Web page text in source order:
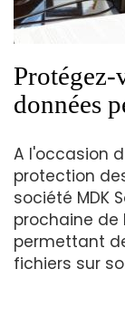
Protégez-
données
A l'occasion
protection
société MDK
prochaine de
permettant
fichiers sur